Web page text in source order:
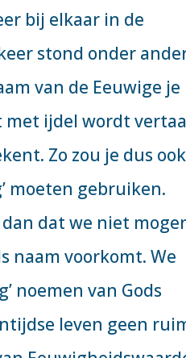
bij elkaar in de
stond onder
van de Eeuwige je
met ijdel wordt
Zo zou je dus ook
moeten gebruiken.
dat we niet
naam voorkomt. We
noemen van Gods
leven geen